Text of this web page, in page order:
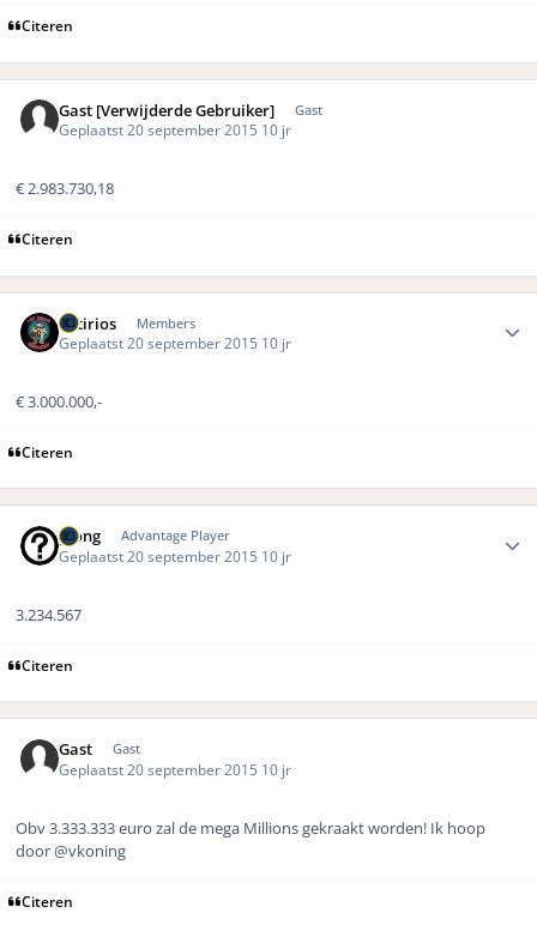
Citeren
Gast [Verwijderde Gebruiker] Gast
Geplaatst 20 september 2015 10 jr
€ 2.983.730,18
Citeren
Sotirios Members
Geplaatst 20 september 2015 10 jr
€ 3.000.000,-
Citeren
pjong Advantage Player
Geplaatst 20 september 2015 10 jr
3.234.567
Citeren
Gast Gast
Geplaatst 20 september 2015 10 jr
Obv 3.333.333 euro zal de mega Millions gekraakt worden! Ik hoop
door @vkoning
Citeren